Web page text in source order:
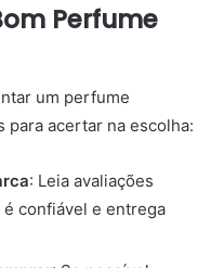
Perfume
um perfume
para acertar na escolha:
: Leia avaliações
confiável e entrega